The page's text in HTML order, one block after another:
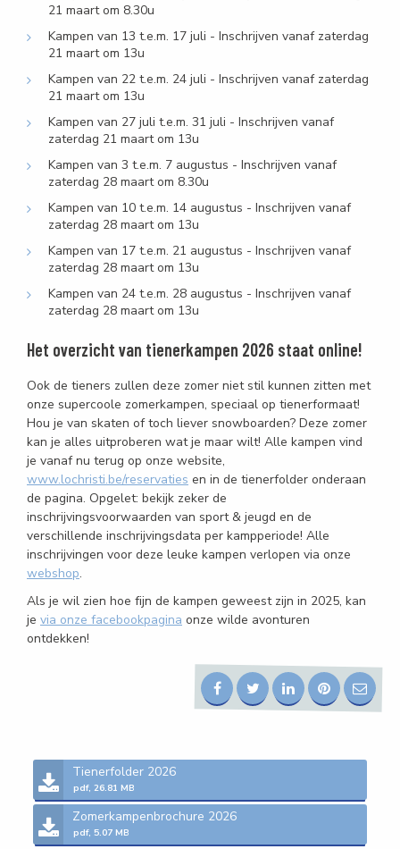
21 maart om 8.30u
Kampen van 13 t.e.m. 17 juli - Inschrijven vanaf zaterdag
21 maart om 13u
Kampen van 22 t.e.m. 24 juli - Inschrijven vanaf zaterdag
21 maart om 13u
Kampen van 27 juli t.e.m. 31 juli - Inschrijven vanaf
zaterdag 21 maart om 13u
Kampen van 3 t.e.m. 7 augustus - Inschrijven vanaf
zaterdag 28 maart om 8.30u
Kampen van 10 t.e.m. 14 augustus - Inschrijven vanaf
zaterdag 28 maart om 13u
Kampen van 17 t.e.m. 21 augustus - Inschrijven vanaf
zaterdag 28 maart om 13u
Kampen van 24 t.e.m. 28 augustus - Inschrijven vanaf
zaterdag 28 maart om 13u
Het overzicht van tienerkampen 2026 staat online!
Ook de tieners zullen deze zomer niet stil kunnen zitten met
onze supercoole zomerkampen, speciaal op tienerformaat!
Hou je van skaten of toch liever snowboarden? Deze zomer
kan je alles uitproberen wat je maar wilt! Alle kampen vind
je vanaf nu terug op onze website,
www.lochristi.be/reservaties en in de tienerfolder onderaan
de pagina. Opgelet: bekijk zeker de
inschrijvingsvoorwaarden van sport & jeugd en de
verschillende inschrijvingsdata per kampperiode! Alle
inschrijvingen voor deze leuke kampen verlopen via onze
webshop.
Als je wil zien hoe fijn de kampen geweest zijn in 2025, kan
je via onze facebookpagina onze wilde avonturen
ontdekken!
Tienerfolder 2026
pdf, 26.81 MB
Zomerkampenbrochure 2026
pdf, 5.07 MB